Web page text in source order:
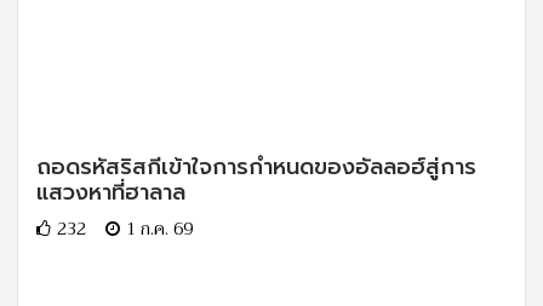
ถอดรหัสริสกีเข้าใจการกำหนดของอัลลอฮ์สู่การ
แสวงหาที่ฮาลาล
232 1 ก.ค. 69